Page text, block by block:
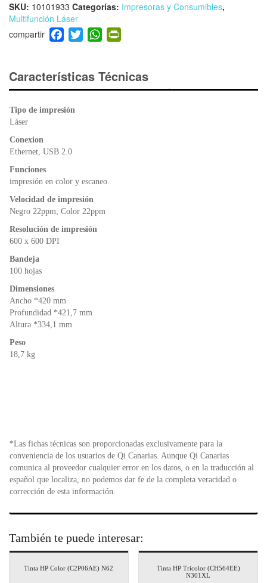
SKU: 10101933 Categorías: Impresoras y Consumibles,
Multifunción Láser
F
a
e
b
o
o
T
wi
er
W
h
s
A
ri
e
Características Técnicas
Tipo de impresión
Láser
Conexion
Ethernet, USB 2.0
Funciones
impresión en color y escaneo.
Velocidad de impresión
Negro 22ppm; Color 22ppm
Resolución de impresión
600 x 600 DPI
Bandeja
100 hojas
Dimensiones
Ancho *420 mm
Profundidad *421,7 mm
Altura *334,1 mm
Peso
18,7 kg
*Las fichas técnicas son proporcionadas exclusivamente para la
conveniencia de los usuarios de Qi Canarias. Aunque Qi Canarias
comunica al proveedor cualquier error en los datos, o en la traducción al
español que localiza, no podemos dar fe de la completa veracidad o
corrección de esta información.
También te puede interesar:
Tinta HP Color (C2P06AE) N62
Tinta HP Tricolor (CH564EE)
N301XL